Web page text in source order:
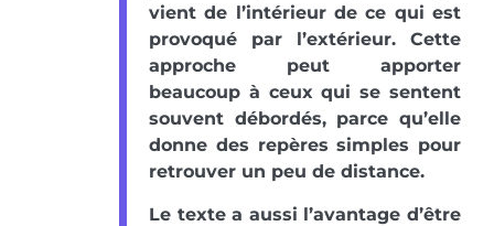
vient de l’intérieur de ce qui est
provoqué par l’extérieur. Cette
approche peut apporter
beaucoup à ceux qui se sentent
souvent débordés, parce qu’elle
donne des repères simples pour
retrouver un peu de distance.
Le texte a aussi l’avantage d’être